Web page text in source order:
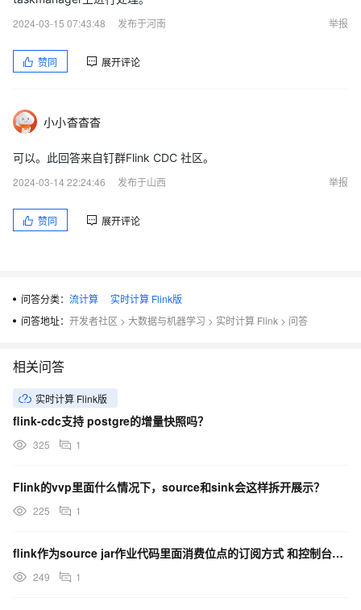
2024-03-15 07:43:48
发布于河南 举报
赞同 展开评论
小小杳杳杳
可以。此回答来自钉群Flink CDC 社区。
2024-03-14 22:24:46
发布于山西 举报
赞同 展开评论
问答分类： 流计算
实时计算 Flink版
问答地址： 开发者社区 > 大数据与机器学习 > 实时计算 Flink > 问答
相关问答
实时计算 Flink版
flink-cdc支持 postgre的增量快照吗？
325 1
Flink的vvp里面什么情况下，source和sink会这样拆开展示？
225 1
flink作为source jar作业代码里面消费位点的订阅方式 和控制台的有无状态启动有冲突吗？
249 1